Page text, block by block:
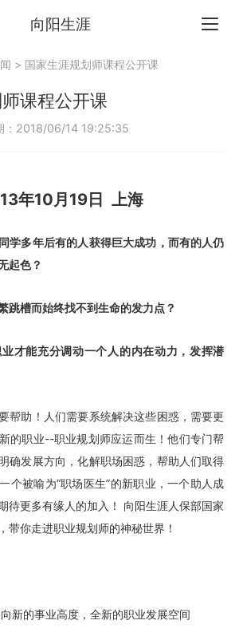
向阳生涯
> 国家生涯规划师课程公开课
课程公开课
：2018/06/14 19:25:35
年10月19日 上海
多年后有的人获得巨大成功，而有的人仍
起色？
槽而始终找不到生命的发力点？
能充分调动一个人的内在动力，发挥潜
助！人们需要系统解决这些困惑，需要更
的职业--职业规划师应运而生！他们专门帮
确发展方向，化解职场困惑，帮助人们取得
个被喻为“职场医生”的新职业，一个助人成
待更多有缘人的加入！ 向阳生涯人保部国家
带你走进职业规划师的神秘世界！
的事业高度，全新的职业发展空间